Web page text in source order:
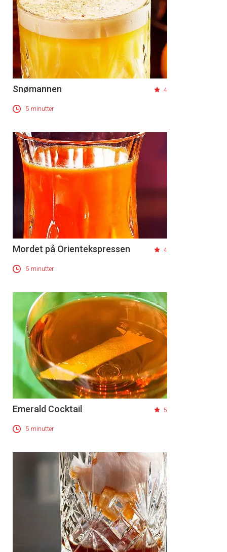
Snømannen 4
5 minutter
Mordet på Orientekspressen 4
5 minutter
Emerald Cocktail 5
5 minutter